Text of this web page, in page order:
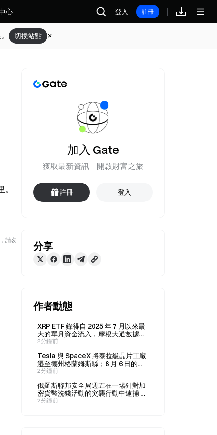
心 登入 註冊
切換站點
請勿
加入 Gate
獲取最新資訊，開啟財富之旅
註冊 登入
分享
作者動態
XRP ETF 錄得自 2025 年 7 月以來最
大的單月資金流入，摩根大通數據顯
示累計流入約 15 億美元。
2分鐘前
Tesla 與 SpaceX 將泰拉級晶片工廠
遷至德州格蘭姆斯縣；8 月 6 日的初
始投資額為 168 億美元。
2分鐘前
俄羅斯聯邦安全局週五在一場針對加
密貨幣洗錢活動的突襲行動中逮捕 20
多人
2分鐘前